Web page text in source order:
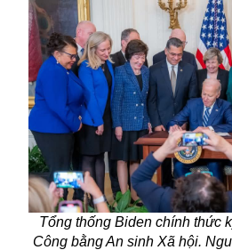
Tổng thống Biden chính thức
Công bằng An sinh Xã hội.